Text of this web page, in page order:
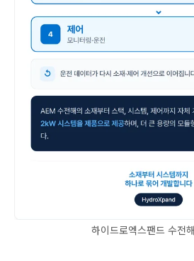
하이드로엑스팬드 수전